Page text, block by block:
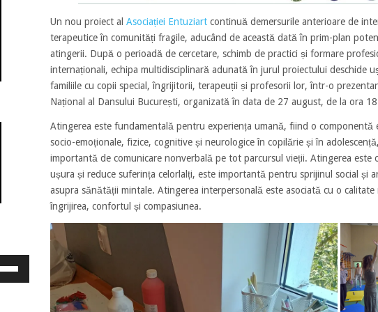
Un nou proiect al Asociației Entuziartcontinuă demersurile anterioare de
terapeutice în comunități fragile, aducând de această dată în prim-plan
atingerii. După o perioadă de cercetare, schimb de practici și formare
internaționali, echipa multidisciplinară adunată în jurul proiectului deschide
familiile cu copii special, îngrijitorii, terapeuții și profesorii lor, într-o
Național al Dansului București, organizată în data de 27 august, de la ora
Atingerea este fundamentală pentru experiența umană, fiind o componentă
socio-emoționale, fizice, cognitive și neurologice în copilărie și în
importantă de comunicare nonverbală pe tot parcursul vieții. Atingerea este
ușura și reduce suferința celorlalți, este importantă pentru sprijinul social și
asupra sănătății mintale. Atingerea interpersonală este asociată cu o calitate
îngrijirea, confortul și compasiunea.